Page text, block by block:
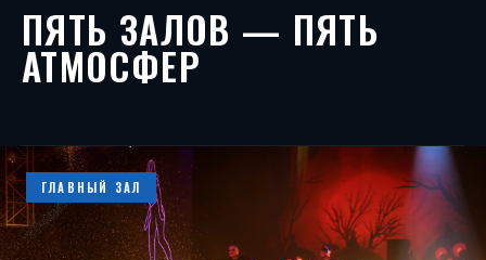
ПЯТЬ ЗАЛОВ — ПЯТЬ
АТМОСФЕР
ГЛАВНЫЙ ЗАЛ